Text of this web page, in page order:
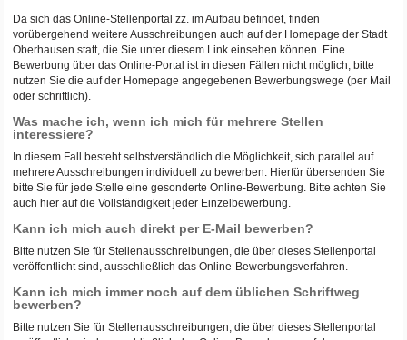
Da sich das Online-Stellenportal zz. im Aufbau befindet, finden
vorübergehend weitere Ausschreibungen auch auf der Homepage der Stadt
Oberhausen statt, die Sie unter diesem Link einsehen können. Eine
Bewerbung über das Online-Portal ist in diesen Fällen nicht möglich; bitte
nutzen Sie die auf der Homepage angegebenen Bewerbungswege (per Mail
oder schriftlich).
Was mache ich, wenn ich mich für mehrere Stellen
interessiere?
In diesem Fall besteht selbstverständlich die Möglichkeit, sich parallel auf
mehrere Ausschreibungen individuell zu bewerben. Hierfür übersenden Sie
bitte Sie für jede Stelle eine gesonderte Online-Bewerbung. Bitte achten Sie
auch hier auf die Vollständigkeit jeder Einzelbewerbung.
Kann ich mich auch direkt per E-Mail bewerben?
Bitte nutzen Sie für Stellenausschreibungen, die über dieses Stellenportal
veröffentlicht sind, ausschließlich das Online-Bewerbungsverfahren.
Kann ich mich immer noch auf dem üblichen Schriftweg
bewerben?
Bitte nutzen Sie für Stellenausschreibungen, die über dieses Stellenportal